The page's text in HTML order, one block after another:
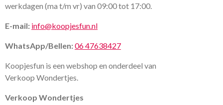
werkdagen (ma t/m vr) van 09:00 tot 17:00.
E-mail: info@koopjesfun.nl
WhatsApp/Bellen:06 47638427
Koopjesfun is een webshop en onderdeel van
Verkoop Wondertjes.
Verkoop Wondertjes